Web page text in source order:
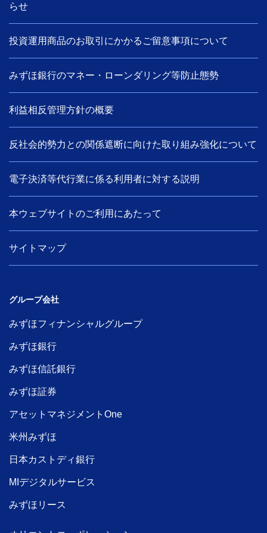
らせ
投資運用商品のお取引にかかるご留意事項について
みずほ銀行のマネー・ローンダリング等防止態勢
利益相反管理方針の概要
反社会的勢力との関係遮断に向けた取り組み強化について
電子決済等代行業に係る利用者に対する説明
本ウェブサイトのご利用にあたって
サイトマップ
グループ会社
みずほフィナンシャルグループ
みずほ銀行
みずほ信託銀行
みずほ証券
アセットマネジメントOne
米州みずほ
日本カストディ銀行
MIデジタルサービス
みずほリース